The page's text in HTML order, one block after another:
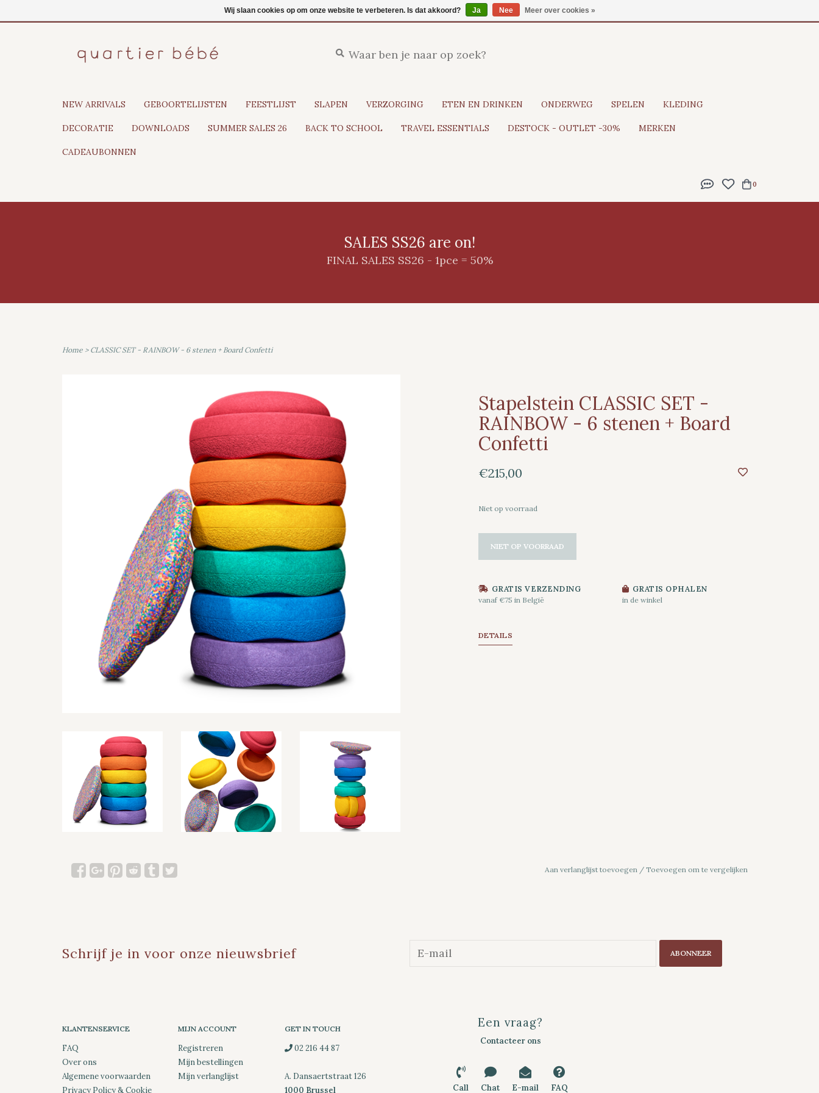
NEW ARRIVALS GEBOORTELIJSTEN FEESTLIJST SLAPEN VERZORGING ETEN EN DRINKEN ONDERWEG SPELEN KLEDING
DECORATIE DOWNLOADS SUMMER SALES 26 BACK TO SCHOOL TRAVEL ESSENTIALS DESTOCK - OUTLET -30% MERKEN
CADEAUBONNEN
0
SALES SS26 are on!
FINAL SALES SS26 - 1pce = 50%
Home > CLASSIC SET - RAINBOW - 6 stenen + Board Confetti
Stapelstein CLASSIC SET -
RAINBOW - 6 stenen + Board
Confetti
€215,00
Niet op voorraad
NIET OP VOORRAAD
GRATIS VERZENDING
vanaf €75 in België
GRATIS OPHALEN
in de winkel
DETAILS
Aan verlanglijst toevoegen / Toevoegen om te vergelijken
Schrijf je in voor onze nieuwsbrief ABONNEER
KLANTENSERVICE
FAQ
Over ons
Algemene voorwaarden
Privacy Policy & Cookie
MIJN ACCOUNT
Registreren
Mijn bestellingen
Mijn verlanglijst
GET IN TOUCH
02 216 44 87
A. Dansaertstraat 126
1000 Brussel
Een vraag?
Contacteer ons
Call Chat E-mail FAQ
Wij slaan cookies op om onze website te verbeteren. Is dat akkoord? Ja Nee Meer over cookies »